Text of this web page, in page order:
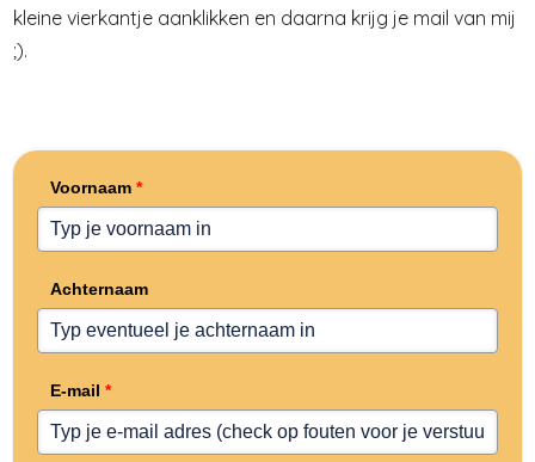
kleine vierkantje aanklikken en daarna krijg je mail van mij
;).
Voornaam*
Achternaam
E-mail *